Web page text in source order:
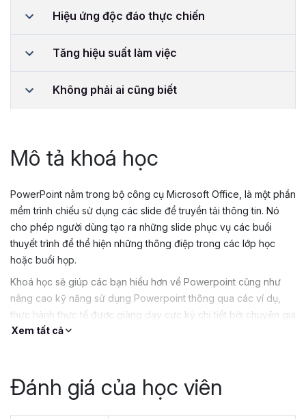
Hiệu ứng độc đáo thực chiến
Tăng hiệu suất làm việc
Không phải ai cũng biết
Mô tả khoá học
PowerPoint nằm trong bộ công cụ Microsoft Office, là một phần
mềm trình chiếu sử dụng các slide để truyền tải thông tin. Nó
cho phép người dùng tạo ra những slide phục vụ các buổi
thuyết trình để thể hiện những thông điệp trong các lớp học
hoặc buổi họp.
Khoá học sẽ giúp các bạn hiểu hơn về Powerpoint cũng như
nâng cao kỹ năng sử dụng Powerpoint thông qua các ví dụ,
thực hành thực tế được giảng dạy cực kỳ chi tiết bởi chuyên gia
Xem tất cả
Đánh giá của học viên